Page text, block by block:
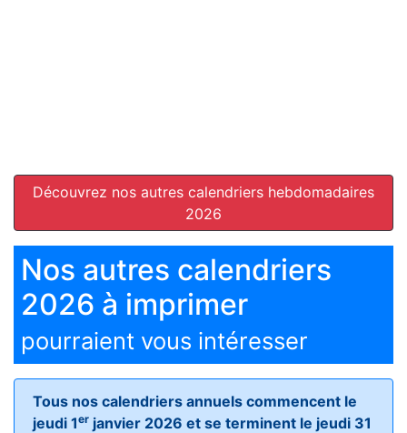
Découvrez nos autres calendriers hebdomadaires
2026
Nos autres calendriers
2026 à imprimer
pourraient vous intéresser
Tous nos calendriers annuels commencent le
jeudi 1er janvier 2026 et se terminent le jeudi 31